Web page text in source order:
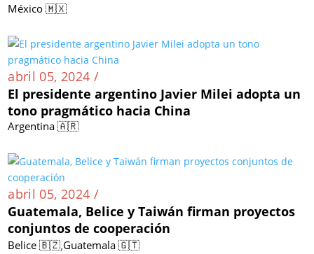
México 🇲🇽
abril 05, 2024 /
El presidente argentino Javier Milei adopta un
tono pragmático hacia China
Argentina 🇦🇷
abril 05, 2024 /
Guatemala, Belice y Taiwán firman proyectos
conjuntos de cooperación
Belice 🇧🇿,Guatemala 🇬🇹